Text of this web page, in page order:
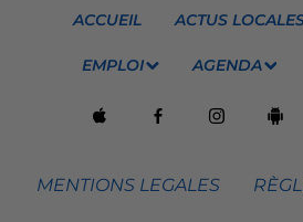
ACCUEIL ACTUS
EMPLOI AGENDA
MENTIONS LEGALES